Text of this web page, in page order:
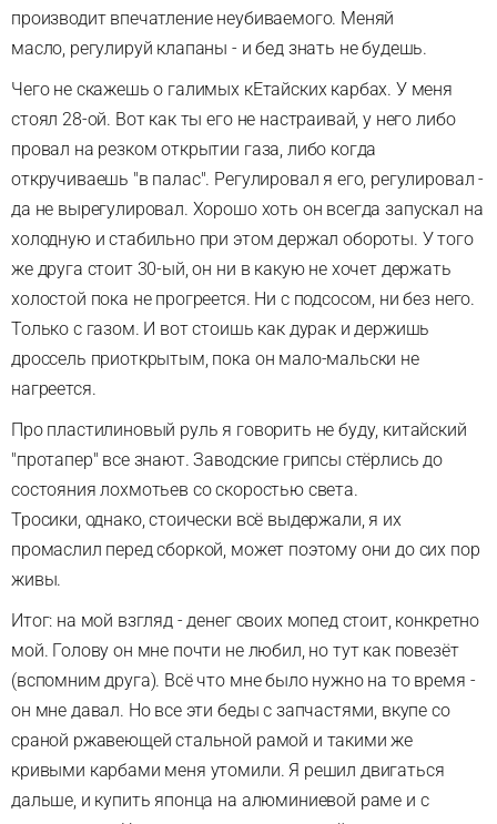
производит впечатление неубиваемого. Меняй
масло, регулируй клапаны - и бед знать не будешь.
Чего не скажешь о галимых кЕтайских карбах. У меня
стоял 28-ой. Вот как ты его не настраивай, у него либо
провал на резком открытии газа, либо когда
откручиваешь "в палас". Регулировал я его, регулировал -
да не вырегулировал. Хорошо хоть он всегда запускал на
холодную и стабильно при этом держал обороты. У того
же друга стоит 30-ый, он ни в какую не хочет держать
холостой пока не прогреется. Ни с подсосом, ни без него.
Только с газом. И вот стоишь как дурак и держишь
дроссель приоткрытым, пока он мало-мальски не
нагреется.
Про пластилиновый руль я говорить не буду, китайский
"протапер" все знают. Заводские грипсы стёрлись до
состояния лохмотьев со скоростью света.
Тросики, однако, стоически всё выдержали, я их
промаслил перед сборкой, может поэтому они до сих пор
живы.
Итог: на мой взгляд - денег своих мопед стоит, конкретно
мой. Голову он мне почти не любил, но тут как повезёт
(вспомним друга). Всё что мне было нужно на то время -
он мне давал. Но все эти беды с запчастями, вкупе со
сраной ржавеющей стальной рамой и такими же
кривыми карбами меня утомили. Я решил двигаться
дальше, и купить японца на алюминиевой раме и с